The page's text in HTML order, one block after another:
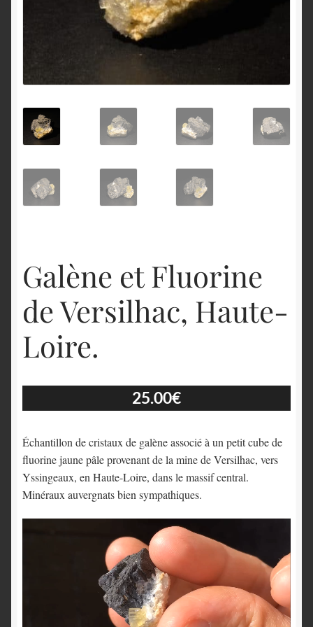
Galène et Fluorine
de Versilhac, Haute-
Loire.
25.00€
Échantillon de cristaux de galène associé à un petit cube de
fluorine jaune pâle provenant de la mine de Versilhac, vers
Yssingeaux, en Haute-Loire, dans le massif central.
Minéraux auvergnats bien sympathiques.